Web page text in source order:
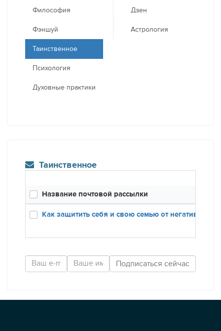
Философия
Фэншуй
Таинственное
Психология
Духовные практики
Дзен
Астрология
Таинственное
Название почтовой рассылки
Как защитить себя и свою семью от негатива